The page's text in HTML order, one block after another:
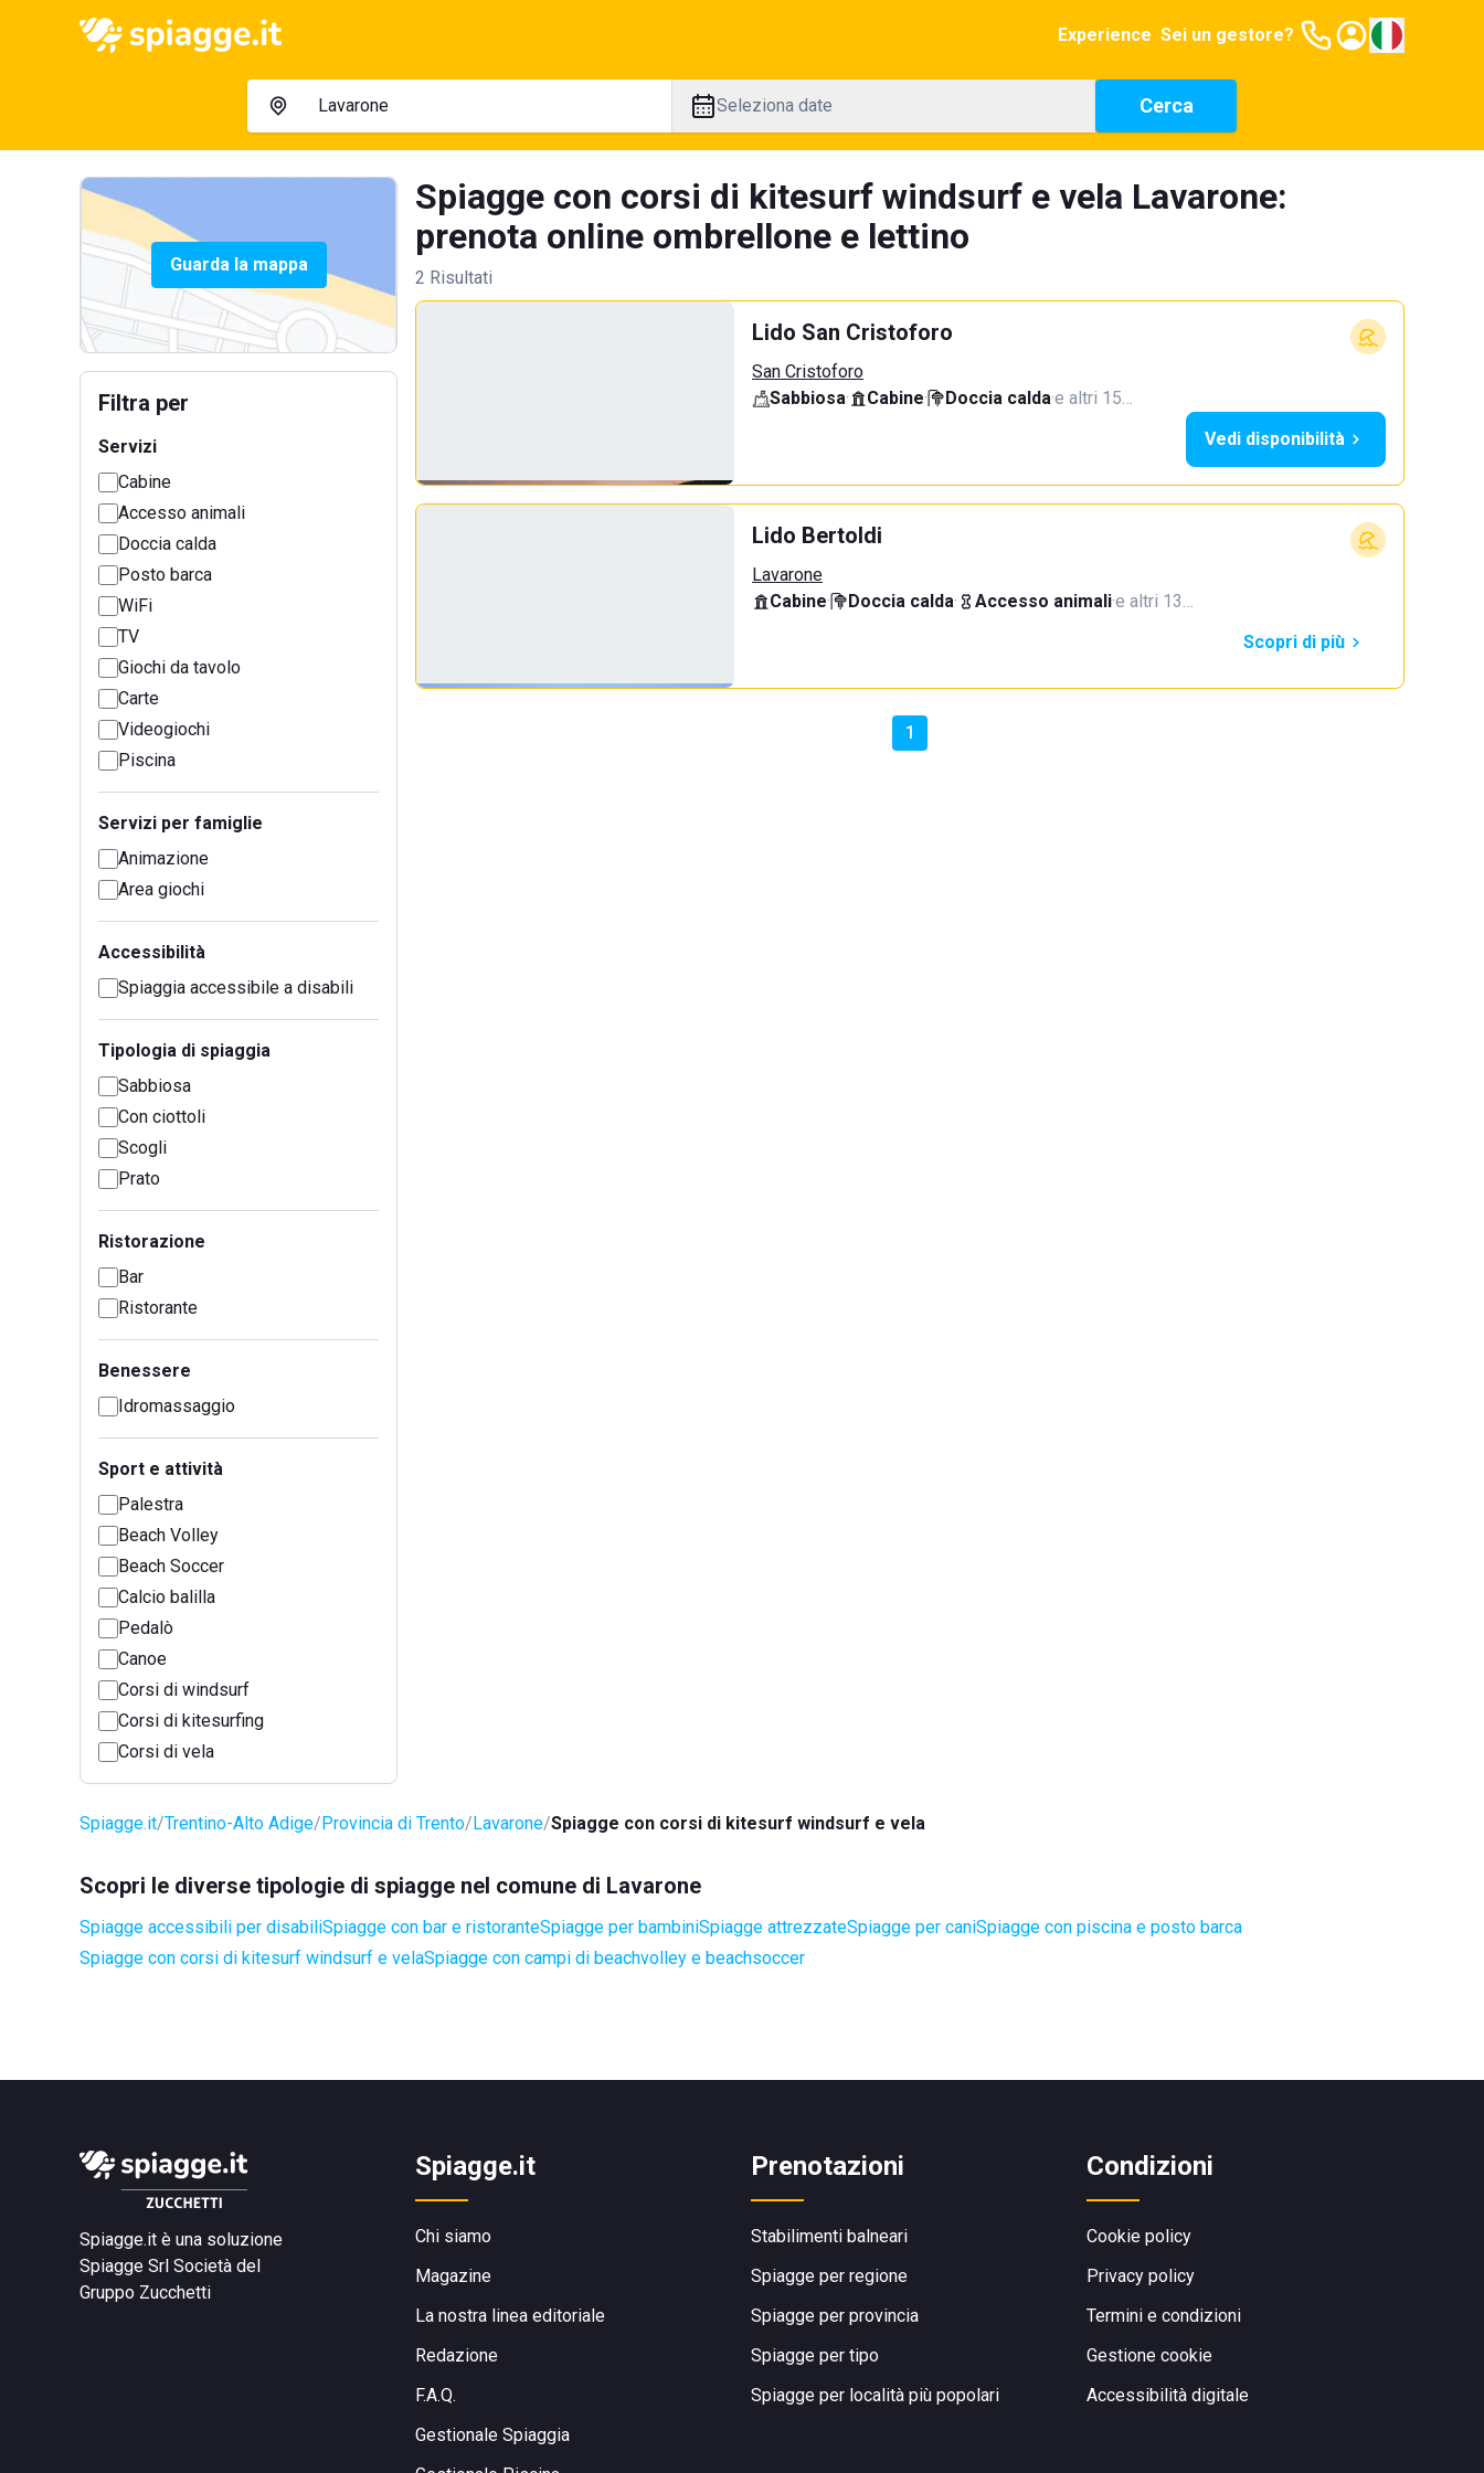
Experience Sei un gestore?
Seleziona date Cerca
Guarda la mappa
Filtra per
Servizi
Cabine
Accesso animali
Doccia calda
Posto barca
WiFi
TV
Giochi da tavolo
Carte
Videogiochi
Piscina
Servizi per famiglie
Animazione
Area giochi
Accessibilità
Spiaggia accessibile a disabili
Tipologia di spiaggia
Sabbiosa
Con ciottoli
Scogli
Prato
Ristorazione
Bar
Ristorante
Benessere
Idromassaggio
Sport e attività
Palestra
Beach Volley
Beach Soccer
Calcio balilla
Pedalò
Canoe
Corsi di windsurf
Corsi di kitesurfing
Corsi di vela
Spiagge con corsi di kitesurf windsurf e vela Lavarone:
prenota online ombrellone e lettino
2 Risultati
Lido San Cristoforo
San Cristoforo
Sabbiosa· Cabine· Doccia calda·e altri 15…
Vedi disponibilità
Lido Bertoldi
Lavarone
Cabine· Doccia calda· Accesso animali·e altri 13…
Scopri di più
1
Spiagge.it Trentino-Alto Adige Provincia di Trento Lavarone Spiagge con corsi di kitesurf windsurf e vela
Scopri le diverse tipologie di spiagge nel comune di Lavarone
Spiagge accessibili per disabiliSpiagge con bar e ristoranteSpiagge per bambiniSpiagge attrezzateSpiagge per caniSpiagge con piscina e posto barca
Spiagge con corsi di kitesurf windsurf e velaSpiagge con campi di beachvolley e beachsoccer
Spiagge.it è una soluzione
Spiagge Srl Società del
Gruppo Zucchetti
Spiagge.it
Chi siamo
Magazine
La nostra linea editoriale
Redazione
F.A.Q.
Gestionale Spiaggia
Prenotazioni
Stabilimenti balneari
Spiagge per regione
Spiagge per provincia
Spiagge per tipo
Spiagge per località più popolari
Condizioni
Cookie policy
Privacy policy
Termini e condizioni
Gestione cookie
Accessibilità digitale